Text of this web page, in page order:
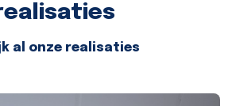
al onze realisaties